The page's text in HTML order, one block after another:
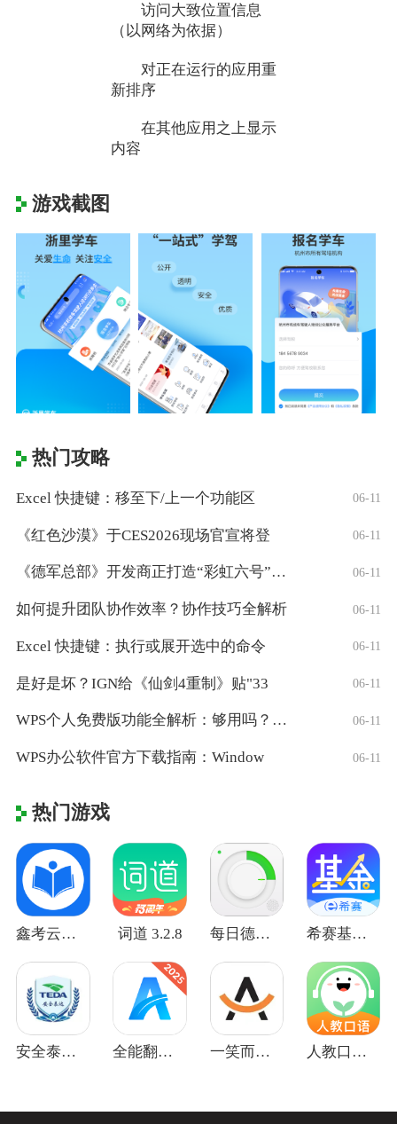
访问大致位置信息
（以网络为依据）
对正在运行的应用重
新排序
在其他应用之上显示
内容
游戏截图
热门攻略
Excel 快捷键：移至下/上一个功能区 06-11
《红色沙漠》于CES2026现场官宣将登 06-11
《德军总部》开发商正打造“彩虹六号”风格 06-11
如何提升团队协作效率？协作技巧全解析 06-11
Excel 快捷键：执行或展开选中的命令 06-11
是好是坏？IGN给《仙剑4重制》贴"33 06-11
WPS个人免费版功能全解析：够用吗？适合 06-11
WPS办公软件官方下载指南：Window 06-11
热门游戏
鑫考云校园 3.2.1 词道 3.2.8 每日德语听力 25.9.1 希赛基金从业资格考试 4.1.3.100
安全泰达 1.5.6 全能翻译官 2.1.1.0 一笑而过 3.1.8 人教口语 4.7.5